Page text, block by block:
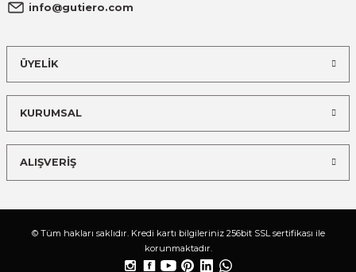
info@gutiero.com
ÜYELİK
KURUMSAL
ALIŞVERİŞ
© Tüm hakları saklıdır. Kredi kartı bilgileriniz 256bit SSL sertifikası ile
korunmaktadır.